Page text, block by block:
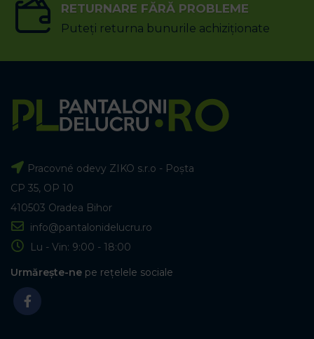
RETURNARE FĂRĂ PROBLEME
Puteți returna bunurile achiziționate
Pracovné odevy ZIKO s.r.o - Poșta
CP 35, OP 10
410503 Oradea Bihor
info@pantalonidelucru.ro
Lu - Vin: 9:00 - 18:00
Urmărește-ne pe rețelele sociale